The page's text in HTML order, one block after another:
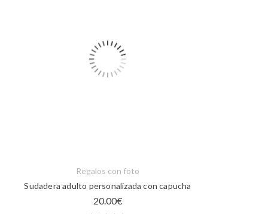
Regalos con foto
Sudadera adulto personalizada con capucha
20.00€